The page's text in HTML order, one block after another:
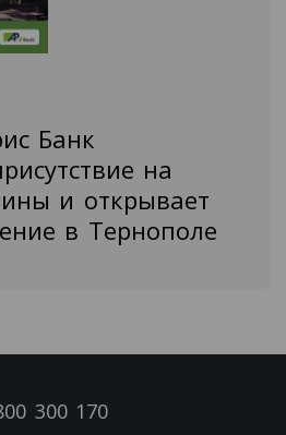
Банк
на
и открывает
в Тернополе
300 170